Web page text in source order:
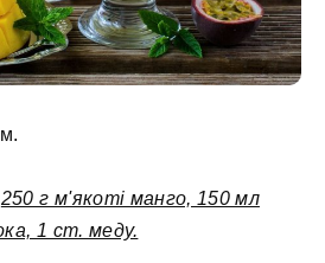
250 г м'якоті манго, 150 мл
1 ст. меду.